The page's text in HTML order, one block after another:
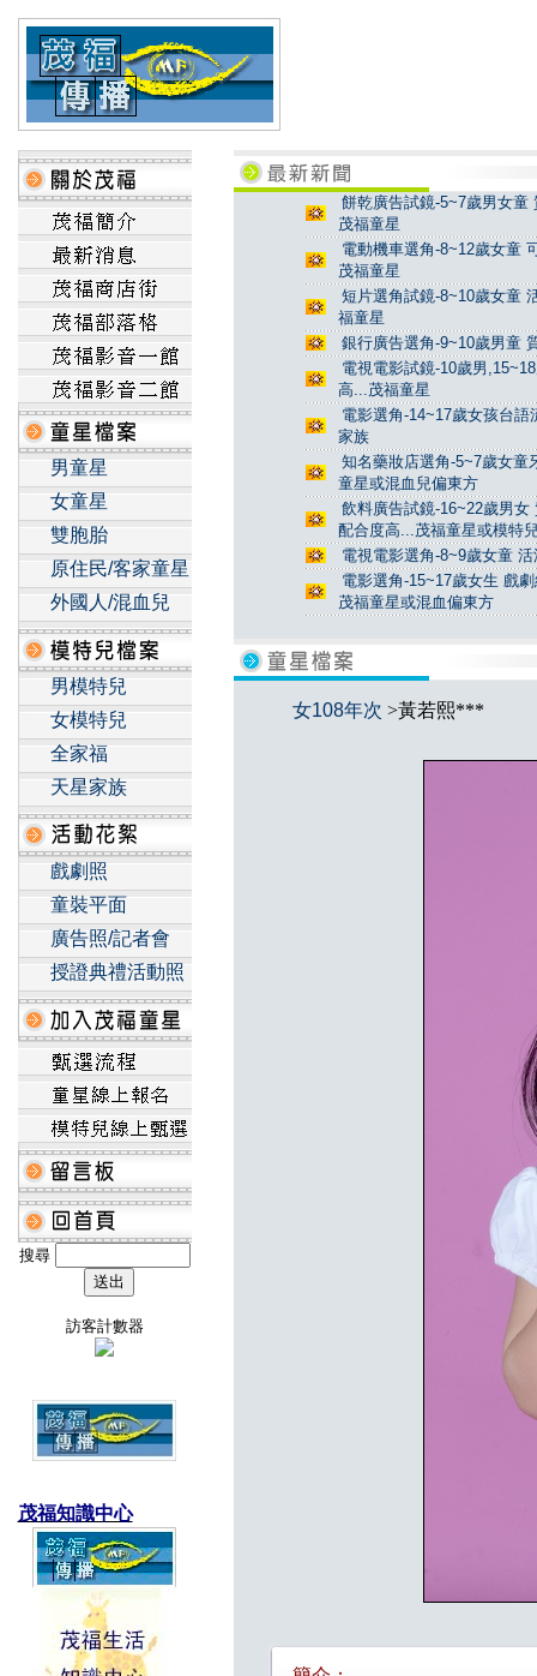
男童星
女童星
雙胞胎
原住民/客家童星
外國人/混血兒
男模特兒
女模特兒
全家福
天星家族
戲劇照
童裝平面
廣告照/記者會
授證典禮活動照
搜尋
訪客計數器
茂福知識中心
餅乾廣告試鏡-5~7歲男女
茂福童星
電動機車選角-8~12歲女童
茂福童星
短片選角試鏡-8~10歲女童
福童星
銀行廣告選角-9~10歲男童
電視電影試鏡-10歲男
高...茂福童星
電影選角-14~17歲女孩台
家族
知名藥妝店選角-5~7歲女童
童星或混血兒偏東方
飲料廣告試鏡-16~22歲男
配合度高...茂福童星或模特
電視電影選角-8~9歲女童
電影選角-15~17歲女生 戲
茂福童星或混血偏東方
女108年次 >黃若熙***